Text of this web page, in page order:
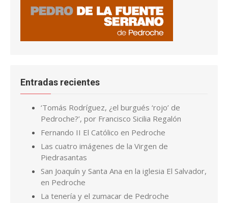
Entradas recientes
‘Tomás Rodríguez, ¿el burgués ‘rojo’ de
Pedroche?’, por Francisco Sicilia Regalón
Fernando II El Católico en Pedroche
Las cuatro imágenes de la Virgen de
Piedrasantas
San Joaquín y Santa Ana en la iglesia El Salvador,
en Pedroche
La tenería y el zumacar de Pedroche